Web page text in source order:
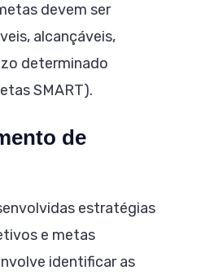
devem ser
alcançáveis,
determinado
SMART).
de
estratégias
e metas
identificar as